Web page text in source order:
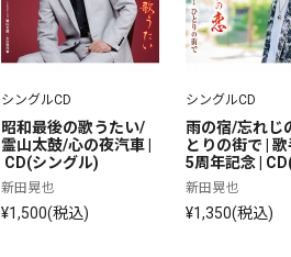
シングルCD
昭和最後の歌うたい/
霊山太鼓/心の夜汽車 |
CD(シングル)
新田晃也
¥1,500(税込)
シングルCD
雨の宿/忘れじ
とりの街で |
5周年記念 |
ル)
新田晃也
¥1,350(税込)